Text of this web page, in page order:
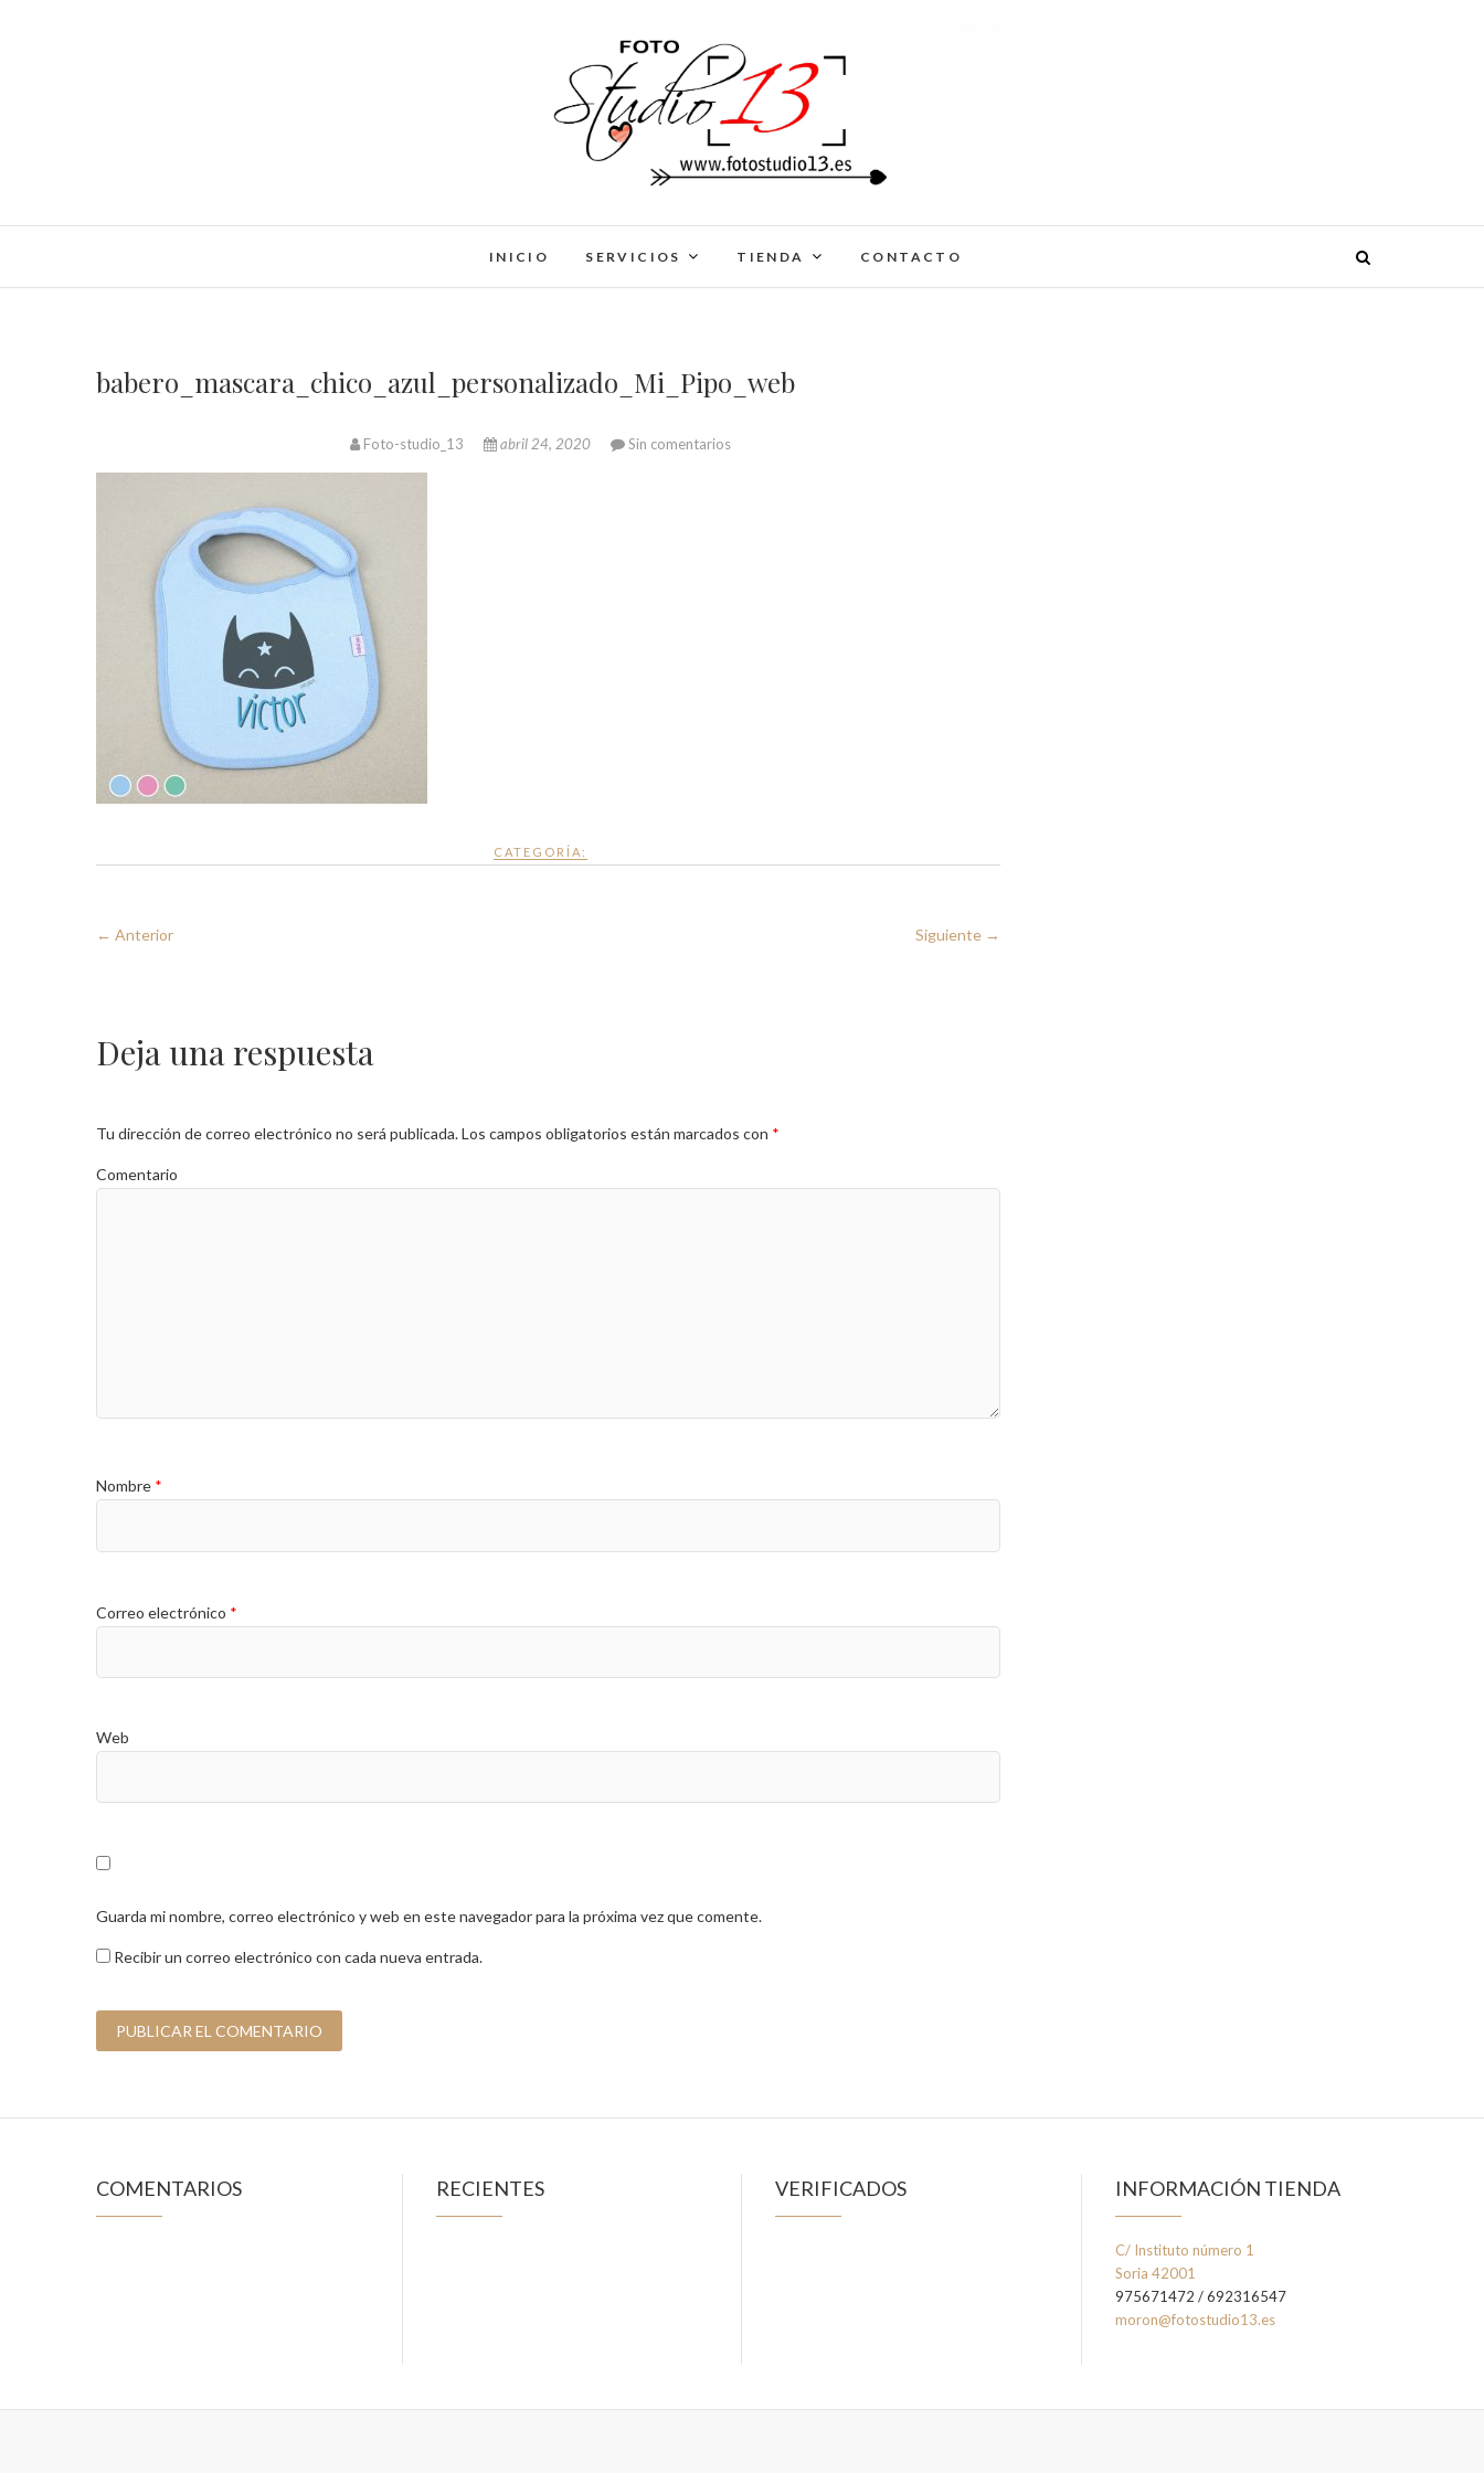
FotoStudio13
INICIO SERVICIOS TIENDA CONTACTO
babero_mascara_chico_azul_personalizado_Mi_Pipo_web
Foto-studio_13 abril 24, 2020 Sin comentarios
CATEGORÍA:
← Anterior Siguiente →
Deja una respuesta
Tu dirección de correo electrónico no será publicada.Los campos obligatorios están marcados con *
Comentario
Nombre *
Correo electrónico *
Web
Guarda mi nombre, correo electrónico y web en este navegador para la próxima vez que comente.
Recibir un correo electrónico con cada nueva entrada.
COMENTARIOS RECIENTES VERIFICADOS INFORMACIÓN TIENDA
C/ Instituto número 1
Soria 42001
975671472 / 692316547
moron@fotostudio13.es